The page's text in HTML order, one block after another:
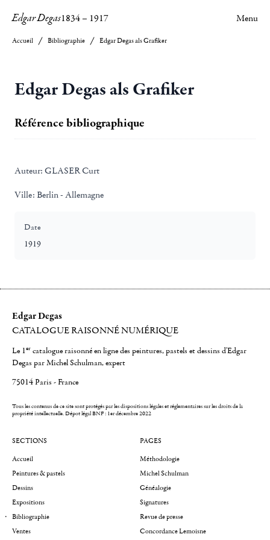
Edgar Degas1834– 1917 Menu
Accueil Bibliographie Edgar Degas als Grafiker
Edgar Degas als Grafiker
Référence bibliographique
Auteur: GLASER Curt
Ville: Berlin - Allemagne
Date
1919
Edgar Degas
CATALOGUE RAISONNÉ NUMÉRIQUE
Le 1er catalogue raisonné en ligne des peintures, pastels et dessins d'Edgar
Degas par Michel Schulman, expert
75014 Paris - France
Tous les contenus de ce site sont protégés par les dispositions légales et réglementaires sur les droits de la
propriété intellectuelle.Dépot légal BNF : 1er décembre 2022
SECTIONS
Accueil
Peintures & pastels
Dessins
Expositions
Bibliographie
Ventes
PAGES
Méthodologie
Michel Schulman
Généalogie
Signatures
Revue de presse
Concordance Lemoisne